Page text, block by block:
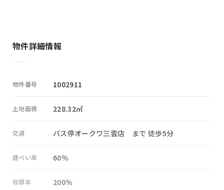
物件詳細情報
物件番号 1002911
土地面積 228.32㎡
交通 バス停オークワ三雲店 まで 徒歩5分
建ぺい率 60％
容積率 200％